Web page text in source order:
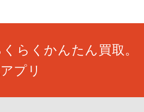
くらくかんたん買取。
プリ